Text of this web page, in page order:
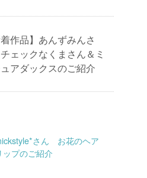
着作品】あんずみんさ
ェックなくまさん＆ミ
アダックスのご紹介
さん お花のヘア
ップのご紹介